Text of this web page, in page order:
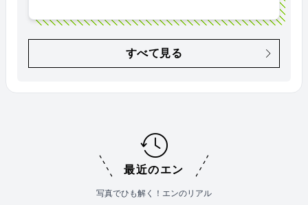
すべて見る
最近のエン
写真でひも解く！エンのリアル